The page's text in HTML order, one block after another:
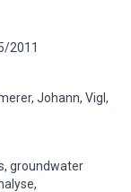
/2011
Johann, Vigl,
groundwater